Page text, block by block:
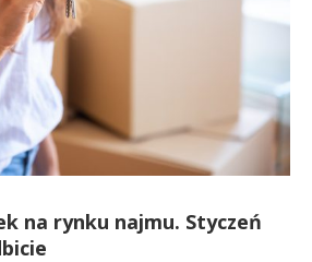
na rynku najmu. Styczeń